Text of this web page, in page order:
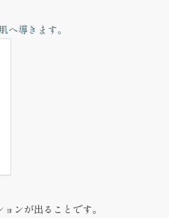
導きます。
ンが出ることです。